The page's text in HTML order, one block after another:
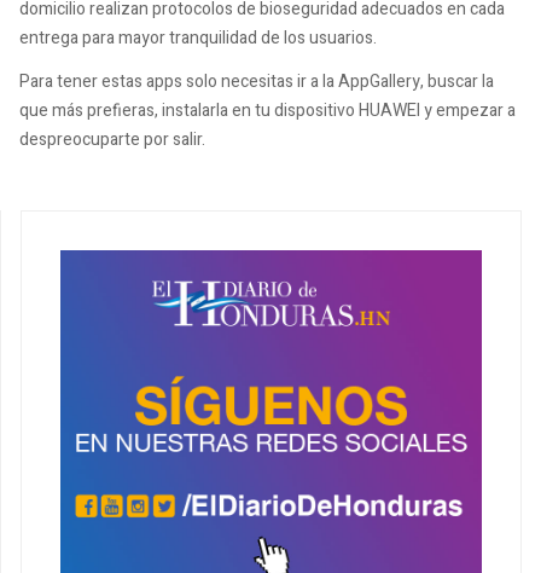
domicilio realizan protocolos de bioseguridad adecuados en cada
entrega para mayor tranquilidad de los usuarios.
Para tener estas apps solo necesitas ir a la AppGallery, buscar la
que más prefieras, instalarla en tu dispositivo HUAWEI y empezar a
despreocuparte por salir.